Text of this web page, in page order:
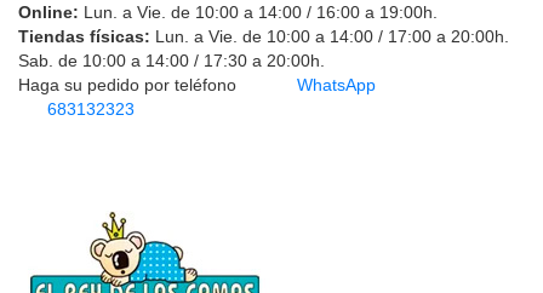
Online: Lun. a Vie. de 10:00 a 14:00 / 16:00 a 19:00h.
Tiendas físicas: Lun. a Vie. de 10:00 a 14:00 / 17:00 a 20:00h.
Sab. de 10:00 a 14:00 / 17:30 a 20:00h.
Haga su pedido por teléfono
683132323
WhatsApp